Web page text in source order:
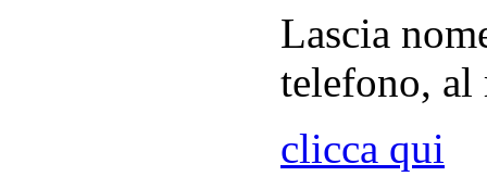
Lascia
telefono, al
clicca qui